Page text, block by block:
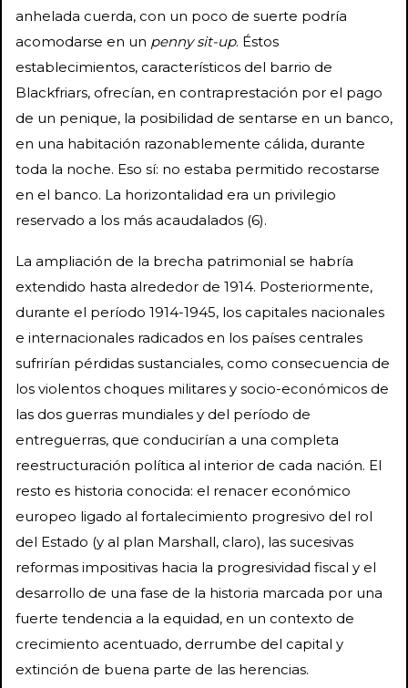
anhelada cuerda, con un poco de suerte podría
acomodarse en un penny sit-up. Éstos
establecimientos, característicos del barrio de
Blackfriars, ofrecían, en contraprestación por el pago
de un penique, la posibilidad de sentarse en un banco,
en una habitación razonablemente cálida, durante
toda la noche. Eso sí: no estaba permitido recostarse
en el banco. La horizontalidad era un privilegio
reservado a los más acaudalados (6).
La ampliación de la brecha patrimonial se habría
extendido hasta alrededor de 1914. Posteriormente,
durante el período 1914-1945, los capitales nacionales
e internacionales radicados en los países centrales
sufrirían pérdidas sustanciales, como consecuencia de
los violentos choques militares y socio-económicos de
las dos guerras mundiales y del período de
entreguerras, que conducirían a una completa
reestructuración política al interior de cada nación. El
resto es historia conocida: el renacer económico
europeo ligado al fortalecimiento progresivo del rol
del Estado (y al plan Marshall, claro), las sucesivas
reformas impositivas hacia la progresividad fiscal y el
desarrollo de una fase de la historia marcada por una
fuerte tendencia a la equidad, en un contexto de
crecimiento acentuado, derrumbe del capital y
extinción de buena parte de las herencias.